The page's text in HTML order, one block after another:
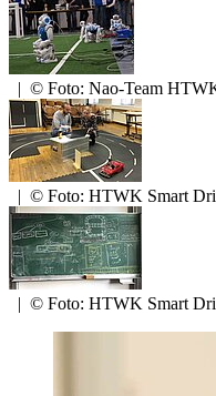
| © Foto: Nao-Team
| © Foto: HTWK Smart
| © Foto: HTWK Smart